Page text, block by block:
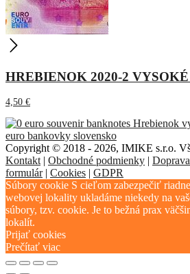
HREBIENOK 2020-2
4,50 €
Copyright © 2018 - 2026, IMIKE s.r.o.
Kontakt | Obchodné podmienky |
formulár| Cookies | GDPR
Súbory cookie S cieľom zabezpečiť
webovej lokality ukladáme niekedy na
súbory, tzv. cookie. Je to bežná prax
lokalít.
Prijať cookies
Prečítať viac